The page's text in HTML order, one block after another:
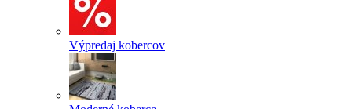
Výpredaj kobercov